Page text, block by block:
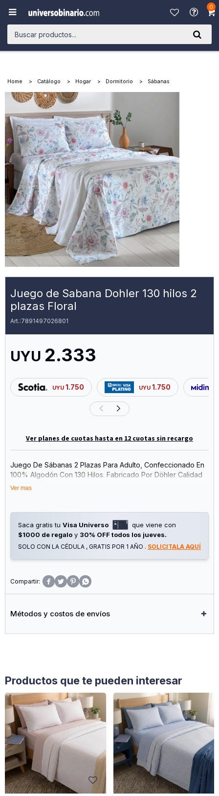
0

Home Catálogo Hogar Dormitorio Sábanas
Juego de Sabana Dohler 130 hilos 2
plazas Floral
7891497026801
UYU 2.333
UYU 1.750 UYU 1.750
Ver planes de cuotas hasta en 12 cuotas sin recargo
Juego De Sábanas 2 Plazas Para Adulto, Confeccionado En
100% Algodón Con 130 Hilos. Fabricado Por Döhler Calidad
En Cada Producto, Una Empresa Con Más De 140 Años De
250 Cm Largo / Sábana Ajustable - 138 Cm Ancho X 188 Cm
Largo X 35 Cm Profundidad / 2 Fundas De Almohada - 70 Cm
Largo X 50 Cm Ancho.
Ver mas
Saca gratis tu Visa Universo
que viene con
$1000 de regalo y 30% OFF todos los jueves.
SOLO CON LA CÉDULA , GRATIS POR 1 AÑO . SOLICITALA AQUÍ
   
Métodos y costos de envíos
Productos que te pueden interesar